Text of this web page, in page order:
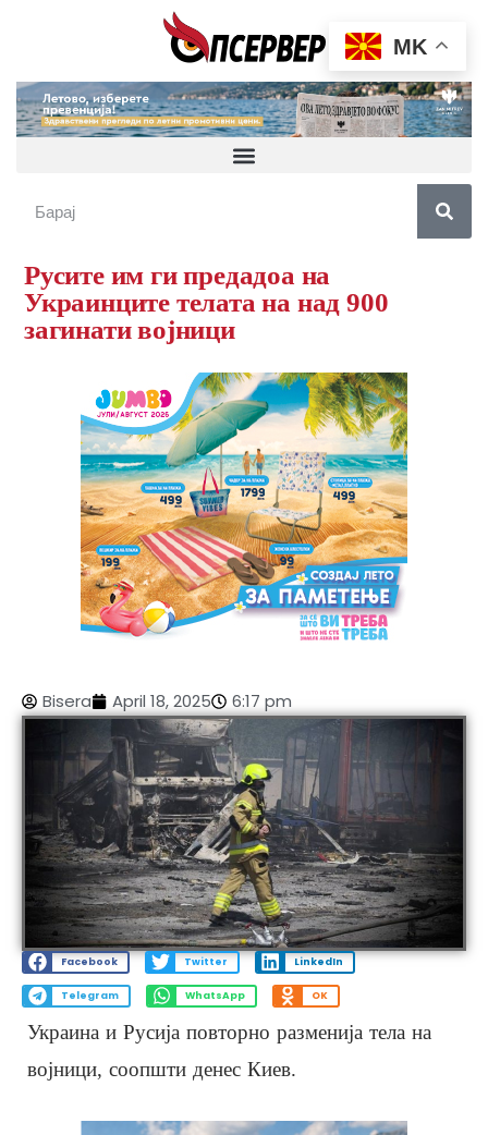
Русите им ги предадоа на
Украинците телата на над 900
загинати војници
Bisera April 18, 2025 6:17 pm
Facebook Twitter LinkedIn
Telegram WhatsApp OK
Украина и Русија повторно разменија тела на
војници, соопшти денес Киев.
MK